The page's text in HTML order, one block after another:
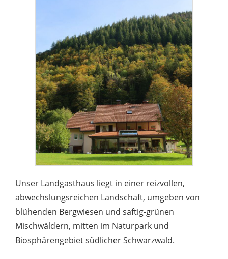
Unser Landgasthaus liegt in einer reizvollen,
abwechslungsreichen Landschaft, umgeben von
blühenden Bergwiesen und saftig-grünen
Mischwäldern, mitten im Naturpark und
Biosphärengebiet südlicher Schwarzwald.